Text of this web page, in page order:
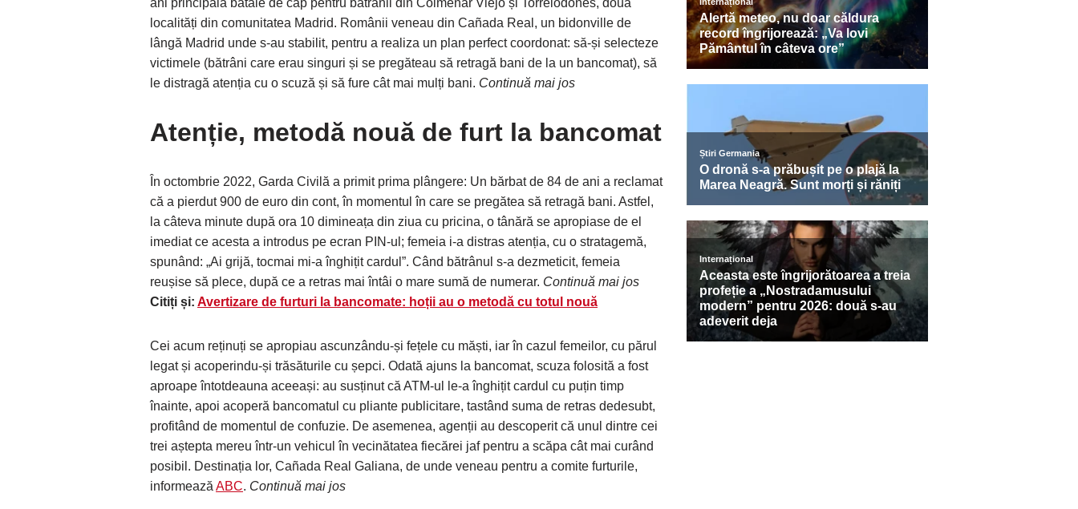
localități din comunitatea Madrid. Românii veneau din Cañada Real, un bidonville de
lângă Madrid unde s-au stabilit, pentru a realiza un plan perfect coordonat: să-și selecteze
victimele (bătrâni care erau singuri și se pregăteau să retragă bani de la un bancomat), să
le distragă atenția cu o scuză și să fure cât mai mulți bani. Continuă mai jos
Atenție, metodă nouă de furt la bancomat
În octombrie 2022, Garda Civilă a primit prima plângere: Un bărbat de 84 de ani a reclamat
că a pierdut 900 de euro din cont, în momentul în care se pregătea să retragă bani. Astfel,
la câteva minute după ora 10 dimineața din ziua cu pricina, o tânără se apropiase de el
imediat ce acesta a introdus pe ecran PIN-ul; femeia i-a distras atenția, cu o stratagemă,
spunând: „Ai grijă, tocmai mi-a înghițit cardul”. Când bătrânul s-a dezmeticit, femeia
reușise să plece, după ce a retras mai întâi o mare sumă de numerar. Continuă mai jos
Citiți și: Avertizare de furturi la bancomate: hoții au o metodă cu totul nouă
Cei acum reținuți se apropiau ascunzându-și fețele cu măști, iar în cazul femeilor, cu părul
legat și acoperindu-și trăsăturile cu șepci. Odată ajuns la bancomat, scuza folosită a fost
aproape întotdeauna aceeași: au susținut că ATM-ul le-a înghițit cardul cu puțin timp
înainte, apoi acoperă bancomatul cu pliante publicitare, tastând suma de retras dedesubt,
profitând de momentul de confuzie. De asemenea, agenții au descoperit că unul dintre cei
trei aștepta mereu într-un vehicul în vecinătatea fiecărei jaf pentru a scăpa cât mai curând
posibil. Destinația lor, Cañada Real Galiana, de unde veneau pentru a comite furturile,
informează ABC. Continuă mai jos